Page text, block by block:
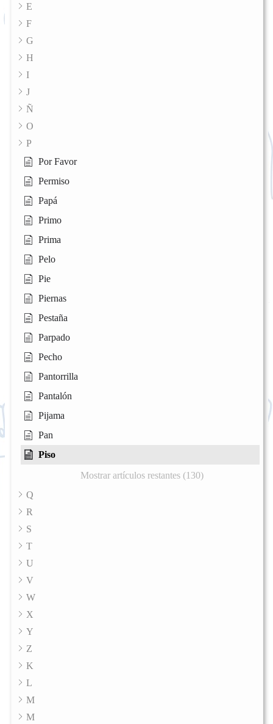
E
F
G
H
I
J
Ñ
O
P
Por Favor
Permiso
Papá
Primo
Prima
Pelo
Pie
Piernas
Pestaña
Parpado
Pecho
Pantorrilla
Pantalón
Pijama
Pan
Piso
Mostrar artículos restantes (130)
Q
R
S
T
U
V
W
X
Y
Z
K
L
M
M